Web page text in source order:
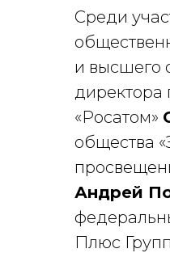
Среди
и высшего
директора
«Росатом»
общества
Андрей
Плюс